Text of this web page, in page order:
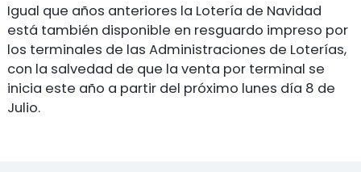
Igual que años anteriores la Lotería de Navidad
está también disponible en resguardo impreso por
los terminales de las Administraciones de Loterías,
con la salvedad de que la venta por terminal se
inicia este año a partir del próximo lunes día 8 de
Julio.